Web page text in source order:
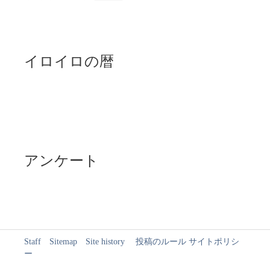
イロイロの暦
アンケート
Staff Sitemap Site history 投稿のルール サイトポリシ
ー